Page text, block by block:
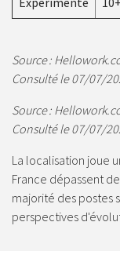
Source :
Consulté le 07/07/
Source :
Consulté le 07/07/
La localisation joue
France dépassent
majorité des postes
perspectives